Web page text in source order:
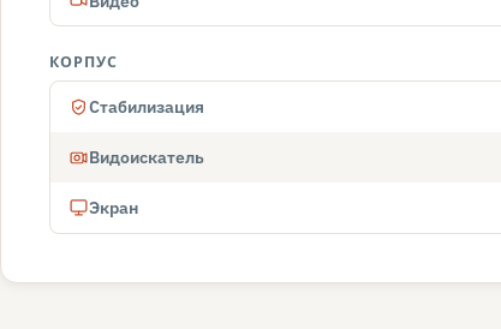
КОРПУС
Стабилизация
Видоискатель
Экран